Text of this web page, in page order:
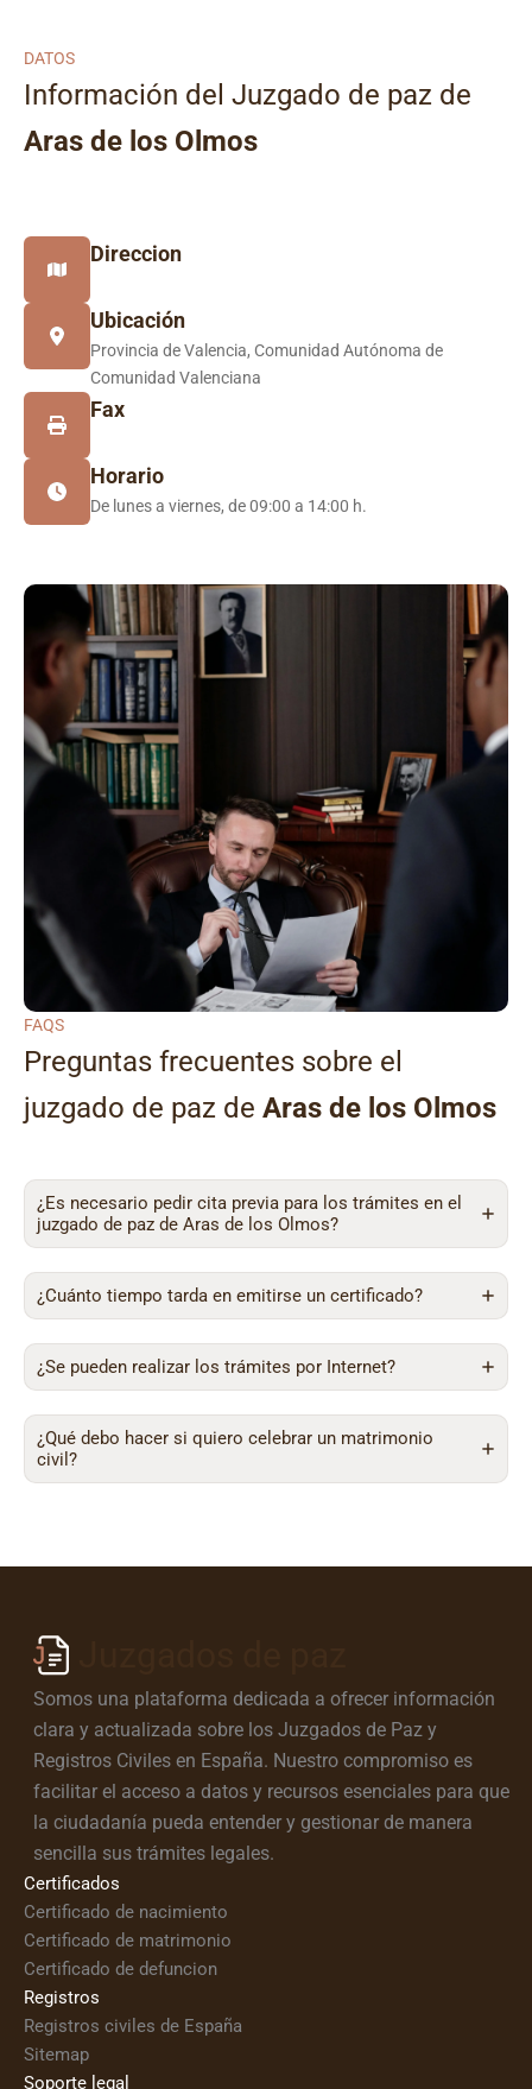
DATOS
Información del Juzgado de paz de
Aras de los Olmos
Direccion
Ubicación
Provincia de Valencia, Comunidad Autónoma de
Comunidad Valenciana
Fax
Horario
De lunes a viernes, de 09:00 a 14:00 h.
FAQS
Preguntas frecuentes sobre el
juzgado de paz de Aras de los Olmos
¿Es necesario pedir cita previa para los trámites en el
juzgado de paz de Aras de los Olmos?
¿Cuánto tiempo tarda en emitirse un certificado?
¿Se pueden realizar los trámites por Internet?
¿Qué debo hacer si quiero celebrar un matrimonio
civil?
Somos una plataforma dedicada a ofrecer información
clara y actualizada sobre los Juzgados de Paz y
Registros Civiles en España. Nuestro compromiso es
facilitar el acceso a datos y recursos esenciales para que
la ciudadanía pueda entender y gestionar de manera
sencilla sus trámites legales.
Certificados
Certificado de nacimiento
Certificado de matrimonio
Certificado de defuncion
Registros
Registros civiles de España
Sitemap
Soporte legal